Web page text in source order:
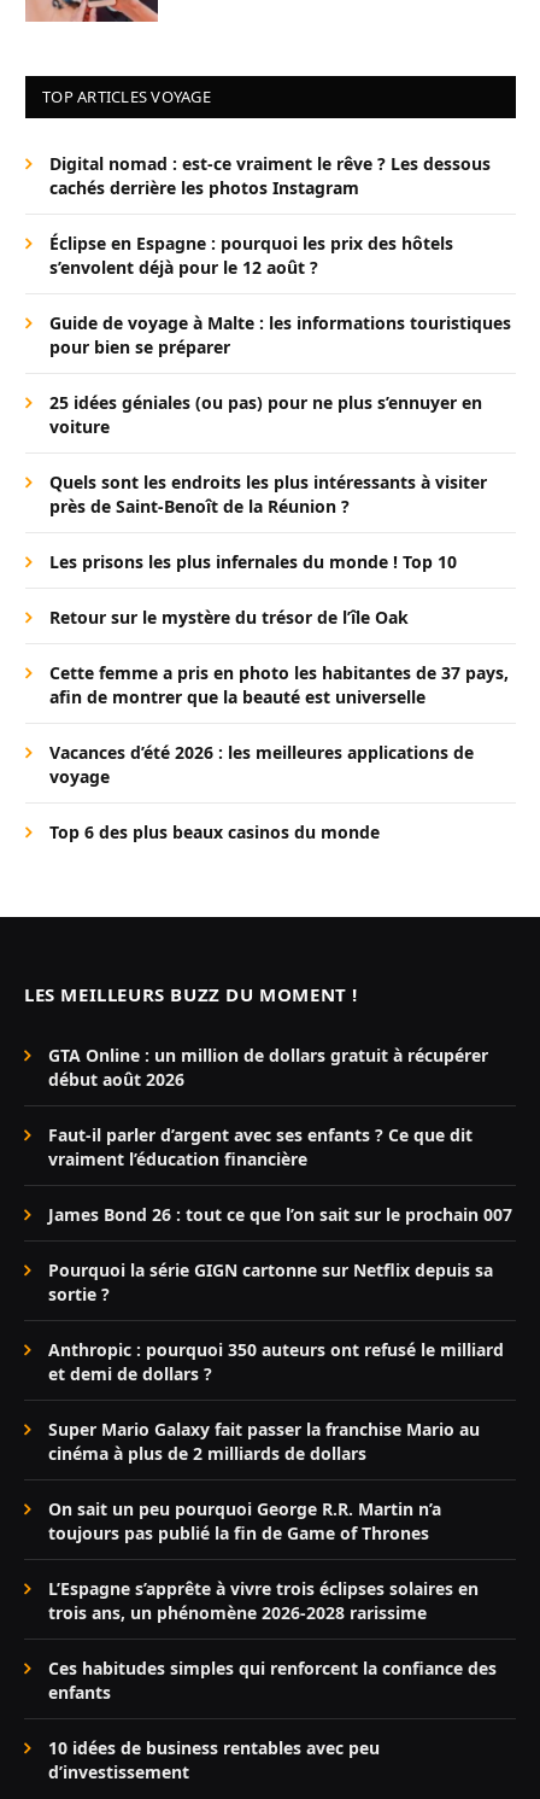
TOP ARTICLES VOYAGE
Digital nomad : est-ce vraiment le rêve ? Les dessous
cachés derrière les photos Instagram
Éclipse en Espagne : pourquoi les prix des hôtels
s’envolent déjà pour le 12 août ?
Guide de voyage à Malte : les informations touristiques
pour bien se préparer
25 idées géniales (ou pas) pour ne plus s’ennuyer en
voiture
Quels sont les endroits les plus intéressants à visiter
près de Saint-Benoît de la Réunion ?
Les prisons les plus infernales du monde ! Top 10
Retour sur le mystère du trésor de l’île Oak
Cette femme a pris en photo les habitantes de 37 pays,
afin de montrer que la beauté est universelle
Vacances d’été 2026 : les meilleures applications de
voyage
Top 6 des plus beaux casinos du monde
LES MEILLEURS BUZZ DU MOMENT !
GTA Online : un million de dollars gratuit à récupérer
début août 2026
Faut-il parler d’argent avec ses enfants ? Ce que dit
vraiment l’éducation financière
James Bond 26 : tout ce que l’on sait sur le prochain 007
Pourquoi la série GIGN cartonne sur Netflix depuis sa
sortie ?
Anthropic : pourquoi 350 auteurs ont refusé le milliard
et demi de dollars ?
Super Mario Galaxy fait passer la franchise Mario au
cinéma à plus de 2 milliards de dollars
On sait un peu pourquoi George R.R. Martin n’a
toujours pas publié la fin de Game of Thrones
L’Espagne s’apprête à vivre trois éclipses solaires en
trois ans, un phénomène 2026-2028 rarissime
Ces habitudes simples qui renforcent la confiance des
enfants
10 idées de business rentables avec peu
d’investissement